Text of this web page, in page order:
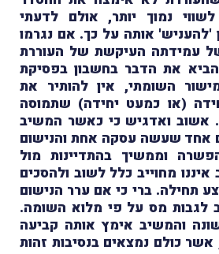
נמוך יותר, אולם לדעתי
'להעניש' אותה על כך. אם נגרמו
עמידתה העיקשת של העוררת
את הדבר בחשבון בפסיקת
השומתי, אין להותיר את
(או כמעט יחידה) שתמוסה
אשוב ואדגיש כי כאשר המשיב
אחד שעשה עסקה אחת והנישום
וממשיך בהתדיינות מול
מחוייב כלל לשוב ולהסכים
תחילה. ברי כי אם ערר הנישום
לגבות מס על פי מלוא השומה.
והמשיב אימץ אותה קביעה
כולם נמצאים בנסיבות זהות